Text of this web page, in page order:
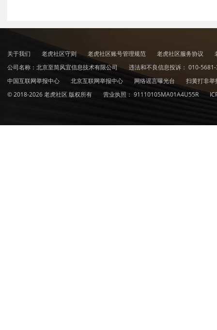
关于我们 老虎社区守则 老虎社区账号管理规范 老虎社区服务协议
公司名称：北京至简风宜信息技术有限公司
违法和不良信息投诉： 010-
中国互联网举报中心
北京互联网举报中心 网络谣言曝光台
扫黄打非
© 2018-2026 老虎社区 版权所有
营业执照： 91110105MA01A4U55R